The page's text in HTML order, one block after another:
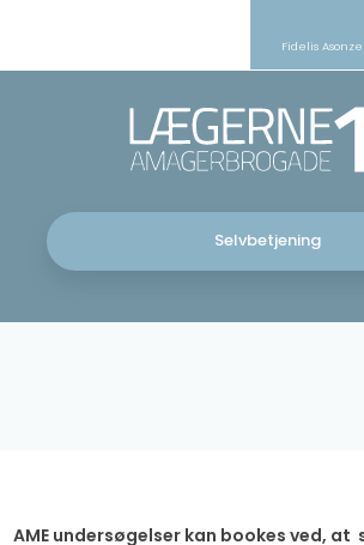
Fidelis Asonze​
Selvbetjening
AME undersøgelser kan bookes ved, at